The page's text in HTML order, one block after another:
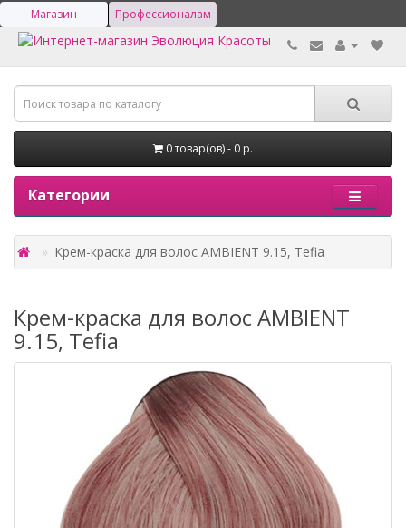
Магазин Профессионалам
0 товар(ов) - 0 р.
Категории
Крем-краска для волос AMBIENT 9.15, Tefia
Крем-краска для волос AMBIENT
9.15, Tefia